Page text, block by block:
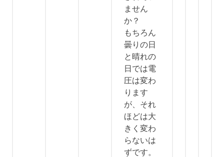
ません
か？
もちろん
曇りの日
と晴れの
日では電
圧は変わ
ります
が、それ
ほどは大
きく変わ
らないは
ずです。